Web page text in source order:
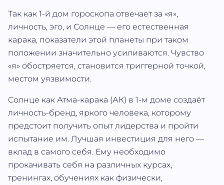
Так как 1-й дом гороскопа отвечает за «я»,
личность, эго, и Солнце — его естественная
карака, показатели этой планеты при таком
положении значительно усиливаются. Чувство
«я» обостряется, становится триггерной точкой,
местом уязвимости.
Солнце как Атма‐карака (АК) в 1-м доме создаёт
личность-бренд, яркого человека, которому
предстоит получить опыт лидерства и пройти
испытание им. Лучшая инвестиция для него —
вклад в самого себя. Ему необходимо
прокачивать себя на различных курсах,
тренингах, обучениях как физически,